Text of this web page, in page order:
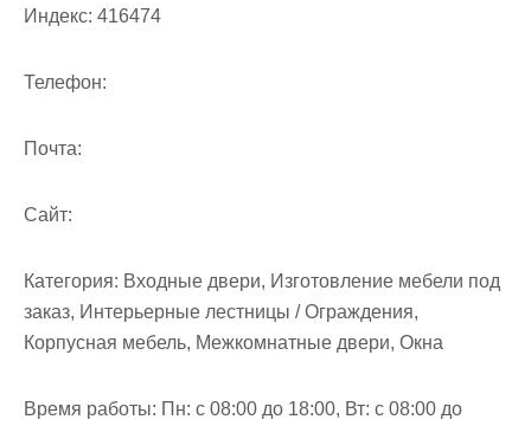
Индекс: 416474
Телефон:
Почта:
Cайт:
Категория: Входные двери, Изготовление мебели под
заказ, Интерьерные лестницы / Ограждения,
Корпусная мебель, Межкомнатные двери, Окна
Время работы: Пн: с 08:00 до 18:00, Вт: с 08:00 до